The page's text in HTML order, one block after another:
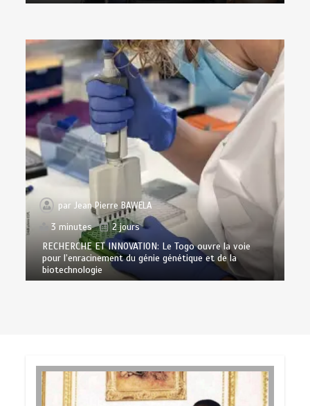
parJean Pierre BAWELA
3 minutes
2 jours
RECHERCHE ET INNOVATION: Le Togo ouvre la voie
pour l’enracinement du génie génétique et de la
biotechnologie